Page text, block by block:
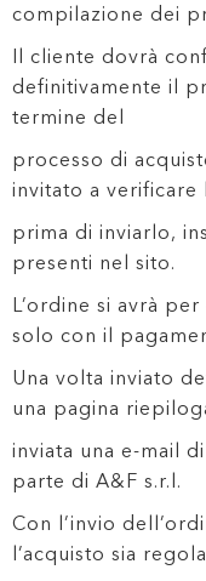
compilazione dei
Il cliente dovrà
definitivamente il
termine del
processo di
invitato a verificare
prima di inviarlo,
presenti nel sito.
L’ordine si avrà
solo con il
Una volta inviato
una pagina
inviata una e-mail
parte di A&F s.r.l.
Con l’invio
l’acquisto sia